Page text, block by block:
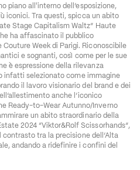
piano all'interno dell’esposizione,
iconici. Tra questi, spicca un abito
Stage Capitalism Waltz” Haute
ha affascinato il pubblico
Week di Parigi. Riconoscibile
e sognanti, così come per le sue
è espressione della rilevanza
infatti selezionato come immagine
il lavoro visionario del brand e dei
anche l’iconico
Ready-to-Wear Autunno/Inverno
un abito straordinario della
2024 “Viktor&Rolf Scissorhands”,
tra la precisione dell’Alta
andando a ridefinire i confini del